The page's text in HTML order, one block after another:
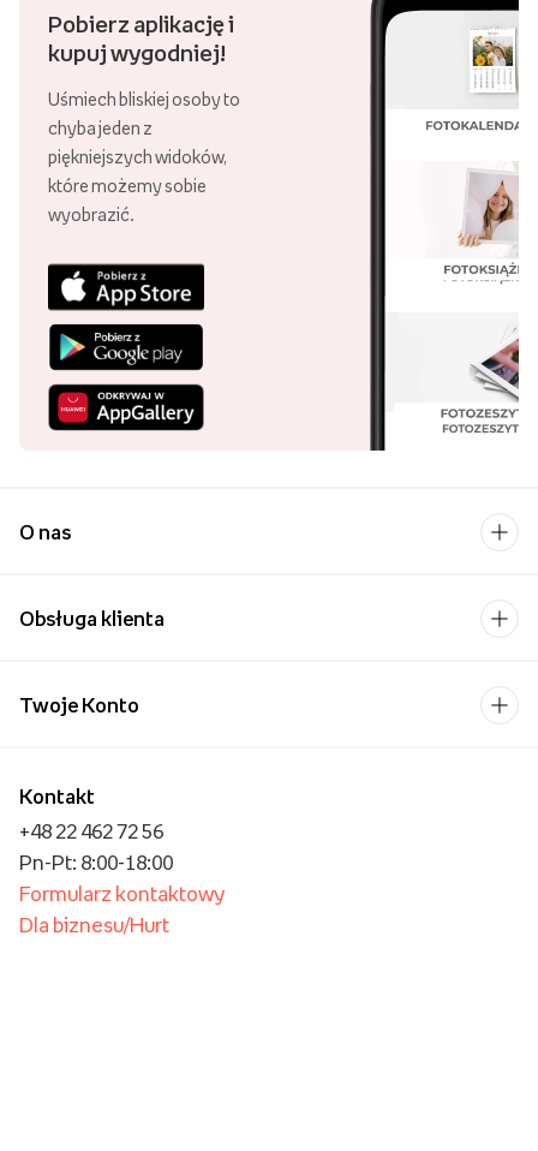
Pobierz aplikację i
kupuj wygodniej!
Uśmiech bliskiej osoby to
chyba jeden z
piękniejszych widoków,
które możemy sobie
wyobrazić.
O nas
Obsługa klienta
Kontakt
+48 22 462 72 56
Pn-Pt: 8:00-18:00
Formularz kontaktowy
Dla biznesu/Hurt
Twoje Konto